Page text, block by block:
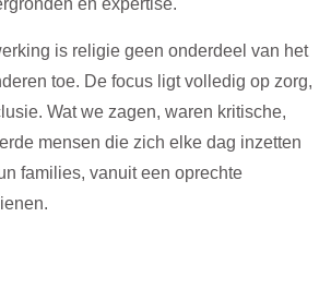
en expertise.
is religie geen onderdeel van het
toe. De focus ligt volledig op zorg,
Wat we zagen, waren kritische,
mensen die zich elke dag inzetten
families, vanuit een oprechte